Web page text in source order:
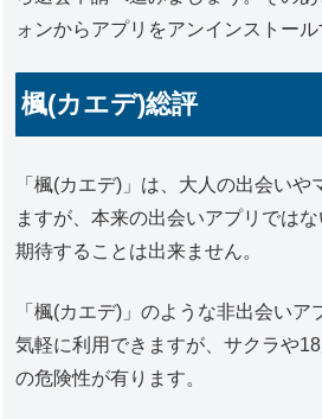
ォンからアプリをアンインストール
楓(カエデ)総評
「楓(カエデ)」は、大人の出会い
ますが、本来の出会いアプリでは
期待することは出来ません。
「楓(カエデ)」のような非出会い
気軽に利用できますが、サクラや
の危険性が有ります。